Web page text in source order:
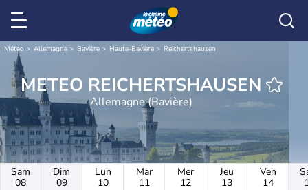
Météo Allemagne Bavière Haute-Bavière Reichertshausen
METEO REICHERTSHAUSEN
Allemagne (Bavière)
Sam
08
Dim
09
Lun
10
Mar
11
Mer
12
Jeu
13
Ven
14